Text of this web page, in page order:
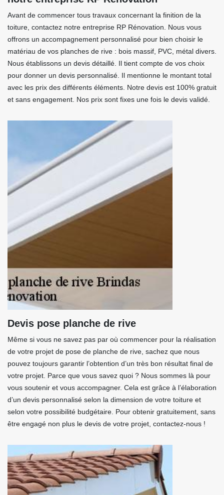
Avant de commencer tous travaux concernant la finition de la
toiture, contactez notre entreprise RP Rénovation. Nous vous
offrons un accompagnement personnalisé pour bien choisir le
matériau de vos planches de rive : bois massif, PVC, métal divers.
Nous établissons un devis détaillé. Il tient compte de vos choix
pour donner un devis personnalisé. Il mentionne le montant total
avec les prix des différents éléments. Notre devis est 100% gratuit
et sans engagement. Nos prix sont fixes une fois le devis validé.
Devis pose planche de rive
Même si vous ne savez pas par où commencer pour la réalisation
de votre projet de pose de planche de rive, sachez que nous
pouvez toujours garantir l’obtention d’un très bon résultat final de
votre projet. Parce que vous savez quoi ? Nous sommes là pour
vous soutenir et vous accompagner. Cela est grâce à l’élaboration
d’un devis personnalisé selon la dimension de votre toiture et
selon votre possibilité budgétaire. Pour obtenir gratuitement, sans
être engagé non plus le devis de votre projet, contactez-nous !